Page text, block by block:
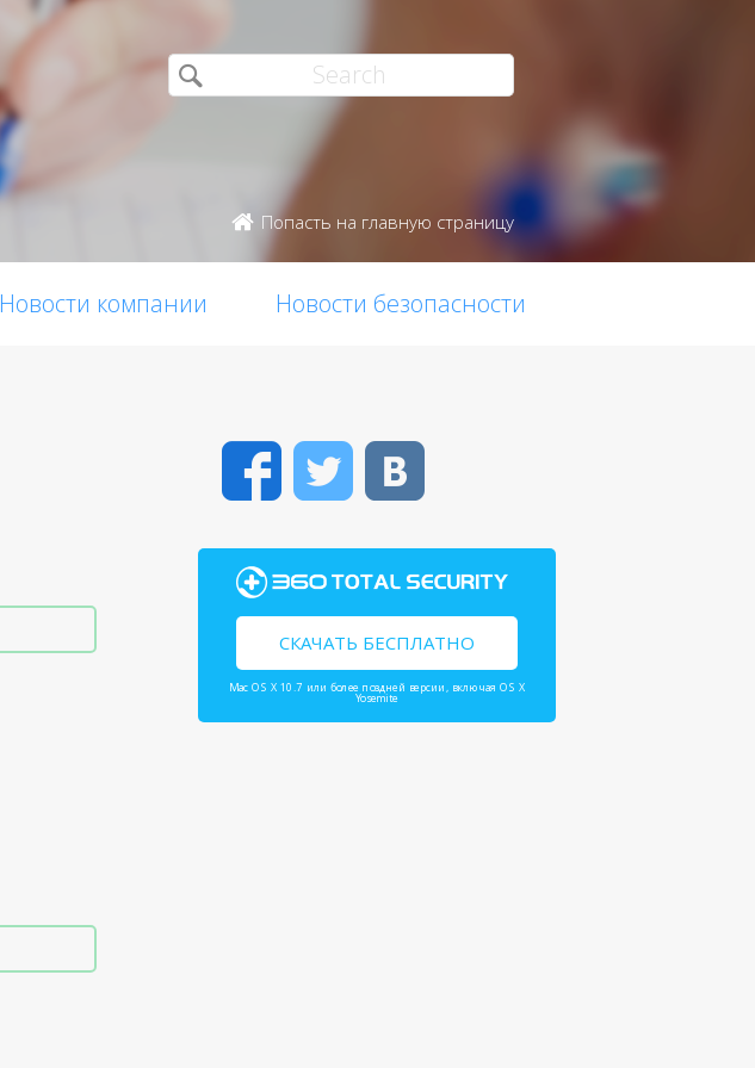
Попасть на главную страницу
Новости компании Новости безопасности
FacebookTwitter
СКАЧАТЬ БЕСПЛАТНО
Mac OS X 10.7 или более поздней версии, включая OS X
Yosemite